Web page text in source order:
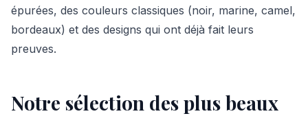
épurées, des couleurs classiques (noir, marine, camel,
bordeaux) et des designs qui ont déjà fait leurs
preuves.
Notre sélection des plus beaux